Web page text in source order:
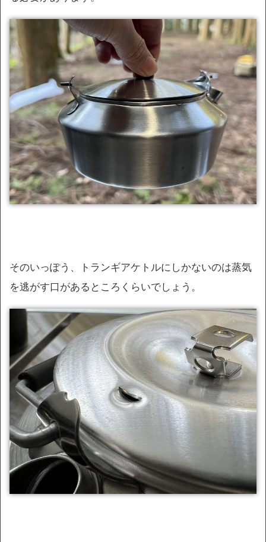
そのいっぽう、トランギアケトルにしかないのは蒸気
を逃がす口があるところくらいでしょう。